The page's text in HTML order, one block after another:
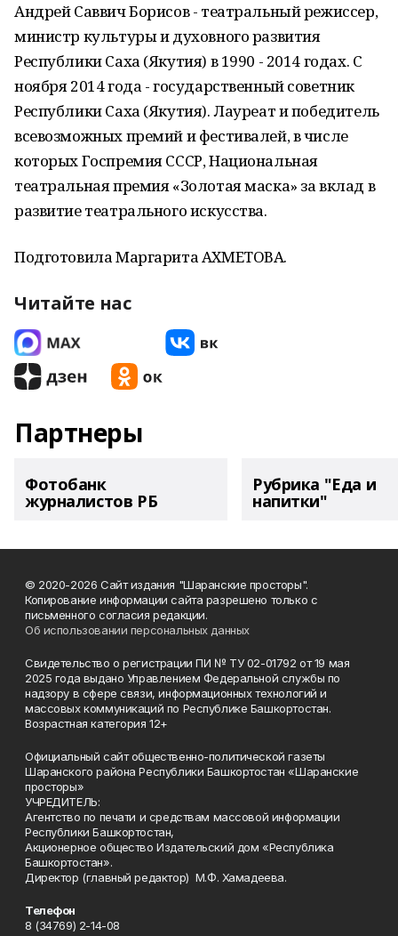
Андрей Саввич Борисов - театральный режиссер,
министр культуры и духовного развития
Республики Саха (Якутия) в 1990 - 2014 годах. С
ноября 2014 года - государственный советник
Республики Саха (Якутия). Лауреат и победитель
всевозможных премий и фестивалей, в числе
которых Госпремия СССР, Национальная
театральная премия «Золотая маска» за вклад в
развитие театрального искусства.
Подготовила Маргарита АХМЕТОВА.
Читайте нас
Партнеры
Фотобанк
журналистов РБ
Рубрика "Еда и
напитки"
© 2020-2026 Сайт издания "Шаранские просторы".
Копирование информации сайта разрешено только с
письменного согласия редакции.
Об использовании персональных данных
Свидетельство о регистрации ПИ № ТУ 02-01792 от 19 мая
2025 года выдано Управлением Федеральной службы по
надзору в сфере связи, информационных технологий и
массовых коммуникаций по Республике Башкортостан.
Возрастная категория 12+
Официальный сайт общественно-политической газеты
Шаранского района Республики Башкортостан «Шаранские
просторы»
УЧРЕДИТЕЛЬ:
Агентство по печати и средствам массовой информации
Республики Башкортостан,
Акционерное общество Издательский дом «Республика
Башкортостан».
Директор (главный редактор) М.Ф. Хамадеева.
Телефон
8 (34769) 2-14-08